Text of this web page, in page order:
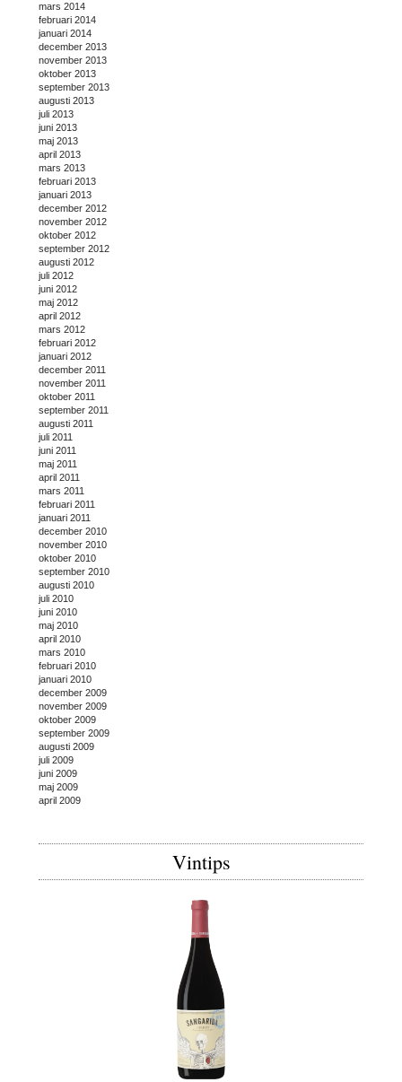
mars 2014
februari 2014
januari 2014
december 2013
november 2013
oktober 2013
september 2013
augusti 2013
juli 2013
juni 2013
maj 2013
april 2013
mars 2013
februari 2013
januari 2013
december 2012
november 2012
oktober 2012
september 2012
augusti 2012
juli 2012
juni 2012
maj 2012
april 2012
mars 2012
februari 2012
januari 2012
december 2011
november 2011
oktober 2011
september 2011
augusti 2011
juli 2011
juni 2011
maj 2011
april 2011
mars 2011
februari 2011
januari 2011
december 2010
november 2010
oktober 2010
september 2010
augusti 2010
juli 2010
juni 2010
maj 2010
april 2010
mars 2010
februari 2010
januari 2010
december 2009
november 2009
oktober 2009
september 2009
augusti 2009
juli 2009
juni 2009
maj 2009
april 2009
Vintips